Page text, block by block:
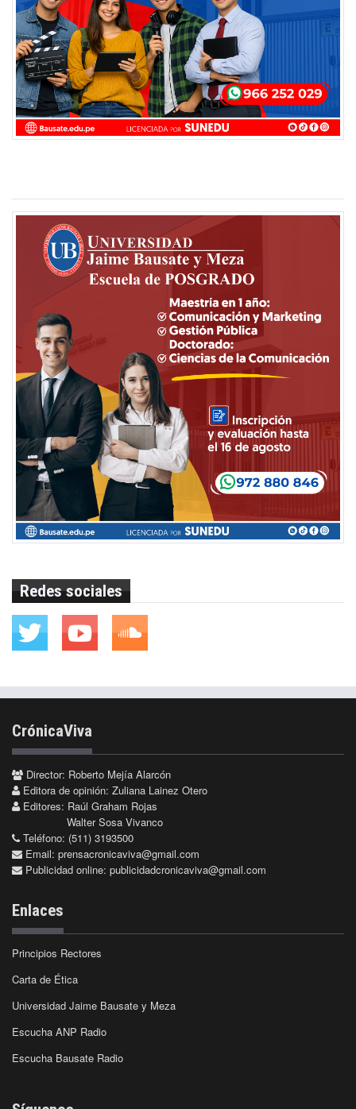
Redes sociales
CrónicaViva
Director: Roberto Mejía Alarcón
Editora de opinión: Zuliana Lainez Otero
Editores: Raúl Graham Rojas
Walter Sosa Vivanco
Teléfono: (511) 3193500
Email: prensacronicaviva@gmail.com
Publicidad online: publicidadcronicaviva@gmail.com
Enlaces
Principios Rectores
Carta de Ética
Universidad Jaime Bausate y Meza
Escucha ANP Radio
Escucha Bausate Radio